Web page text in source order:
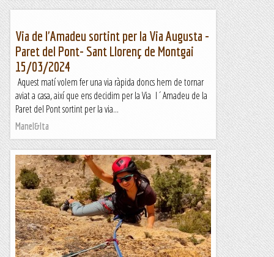
Via de l'Amadeu sortint per la Via Augusta -
Paret del Pont- Sant Llorenç de Montgai
15/03/2024
Aquest matí volem fer una via ràpida doncs hem de tornar
aviat a casa, així que ens decidim per la Via l´Amadeu de la
Paret del Pont sortint per la via...
Manel&Ita